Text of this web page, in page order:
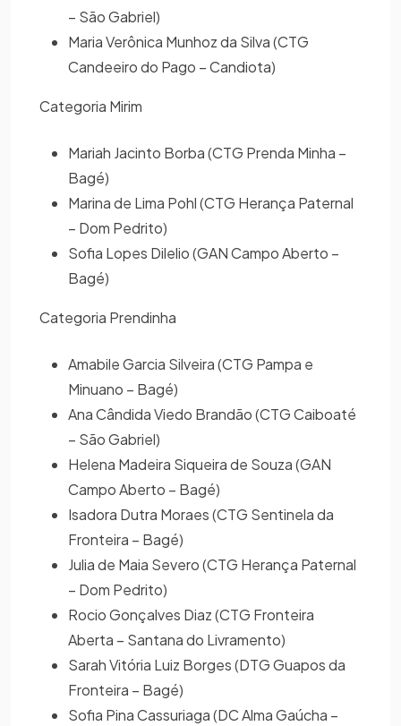
– São Gabriel)
Maria Verônica Munhoz da Silva (CTG
Candeeiro do Pago – Candiota)
Categoria Mirim
Mariah Jacinto Borba (CTG Prenda Minha –
Bagé)
Marina de Lima Pohl (CTG Herança Paternal
– Dom Pedrito)
Sofia Lopes Dilelio (GAN Campo Aberto –
Bagé)
Categoria Prendinha
Amabile Garcia Silveira (CTG Pampa e
Minuano – Bagé)
Ana Cândida Viedo Brandão (CTG Caiboaté
– São Gabriel)
Helena Madeira Siqueira de Souza (GAN
Campo Aberto – Bagé)
Isadora Dutra Moraes (CTG Sentinela da
Fronteira – Bagé)
Julia de Maia Severo (CTG Herança Paternal
– Dom Pedrito)
Rocio Gonçalves Diaz (CTG Fronteira
Aberta – Santana do Livramento)
Sarah Vitória Luiz Borges (DTG Guapos da
Fronteira – Bagé)
Sofia Pina Cassuriaga (DC Alma Gaúcha –